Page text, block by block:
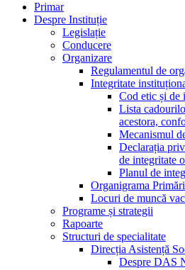
Primar
Despre Instituție
Legislație
Conducere
Organizare
Regulamentul de
Integritate
Cod etic și de
Lista
acestora,
Mecanismul
Declarația
de integritate
Planul de
Organigrama
Locuri de muncă
Programe și strategii
Rapoarte
Structuri de specialitate
Direcția Asistență
Despre DAS